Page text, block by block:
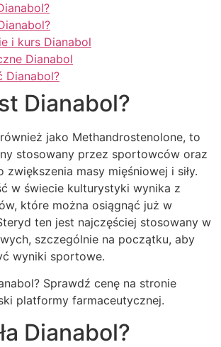
i kurs Dianabol
Dianabol
Dianabol?
Dianabol?
jako Methandrostenolone, to
stosowany przez sportowców oraz
masy mięśniowej i siły.
w świecie kulturystyki wynika z
które można osiągnąć już w
ten jest najczęściej stosowany w
szczególnie na początku, aby
wyniki sportowe.
Sprawdź cenę na stronie
platformy farmaceutycznej.
Dianabol?